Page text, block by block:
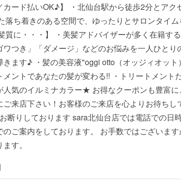
カード払いOK♪】 ・北仙台駅から徒歩2分とアク
ち着きのある空間で、ゆったりとサロンタイム
に・・・】 ・美髪アドバイザーが多く在籍す
つき」「ダメージ」などのお悩みを一人ひとり
ます♪ ・髪の美容液"oggi otto（オッジィオット
ントであなたの髪が変わる!! ・トリートメント
人気のイルミナカラー★ お得なクーポンも豊富
来店下さい！お客様のご来店を心よりお待ちし
断りしております sara北仙台店では電話での日
ご案内をしております。 お手数ではございます
す。